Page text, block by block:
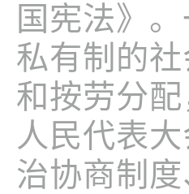
国宪法》
私有制的
和按劳分
人民代表
治协商制